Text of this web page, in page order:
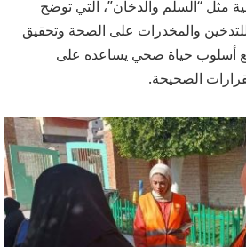
مثل “السلم والدخان”، التي توضح
للتدخين والمخدرات على الصحة وتحقيق
أسلوب حياة صحي يساعده على
الصحيحة.